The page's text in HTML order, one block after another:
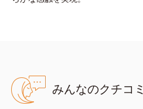
みんなのクチコミ